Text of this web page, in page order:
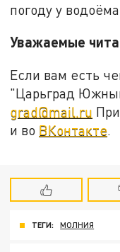
погоду у
Уважаемые
Если вам есть
"Царьград
grad@mail.ru
и во ВКонтакте.
ТЕГИ: МОЛНИЯ